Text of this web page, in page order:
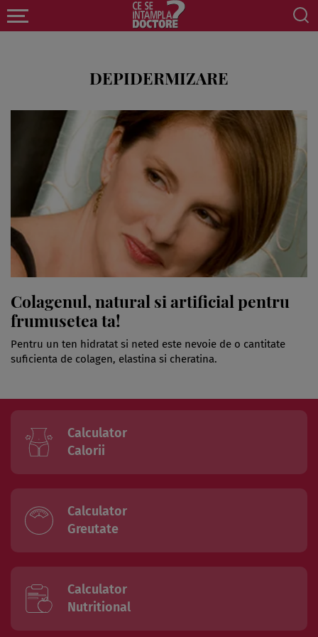
DEPIDERMIZARE
Colagenul, natural si artificial pentru
frumusetea ta!
Pentru un ten hidratat si neted este nevoie de o cantitate
suficienta de colagen, elastina si cheratina.
Calculator
Calorii
Calculator
Greutate
Calculator
Nutritional